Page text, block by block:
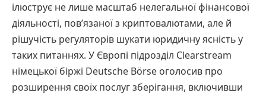
ілюструє не лише масштаб нелегальної фінансової
діяльності, пов’язаної з криптовалютами, але й
рішучість регуляторів шукати юридичну ясність у
таких питаннях. У Європі підрозділ Clearstream
німецької біржі Deutsche Börse оголосив про
розширення своїх послуг зберігання, включивши